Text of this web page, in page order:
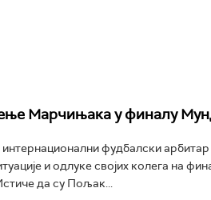
Марчињака у финалу
фудбалски
и одлуке својих колега на
да су Пољак...